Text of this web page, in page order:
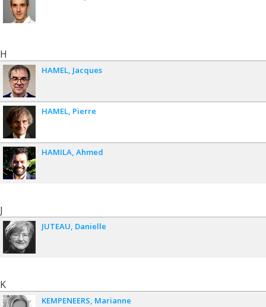
H
HAMEL Jacques
HAMEL Pierre
HAMILA Ahmed
J
JUTEAU Danielle
K
KEMPENEERS Marianne